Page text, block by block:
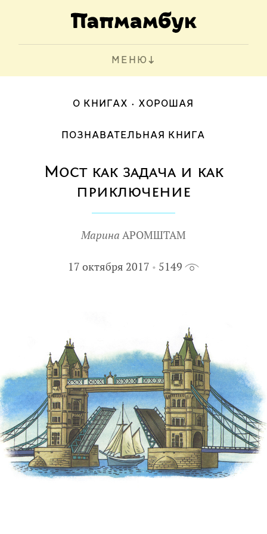
МЕНЮ
О КНИГАХ ХОРОШАЯ
ПОЗНАВАТЕЛЬНАЯ КНИГА
Мост как задача и как
приключение
Марина АРОМШТАМ
17 октября 2017 5149